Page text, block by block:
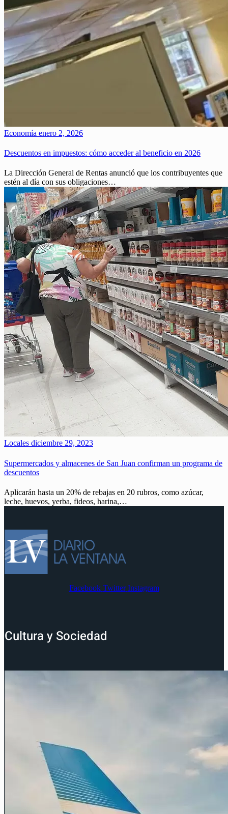
Economía enero 2, 2026
Descuentos en impuestos: cómo acceder al beneficio en 2026
La Dirección General de Rentas anunció que los contribuyentes que
estén al día con sus obligaciones…
Locales diciembre 29, 2023
Supermercados y almacenes de San Juan confirman un programa de
descuentos
Aplicarán hasta un 20% de rebajas en 20 rubros, como azúcar,
leche, huevos, yerba, fideos, harina,…
Facebook Twitter Instagram
Cultura y Sociedad